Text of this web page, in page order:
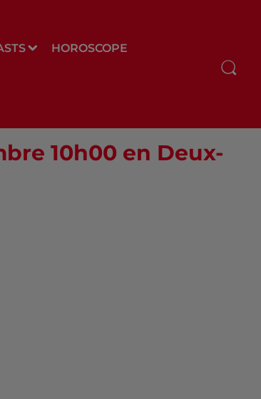
HOROSCOPE
10h00 en Deux-